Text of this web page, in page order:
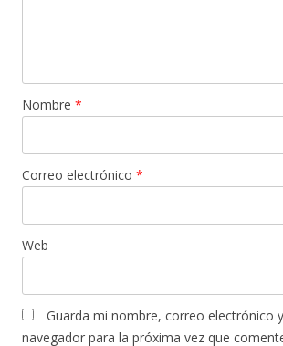
Nombre *
Correo electrónico *
Web
Guarda mi nombre, correo electrónico
navegador para la próxima vez que